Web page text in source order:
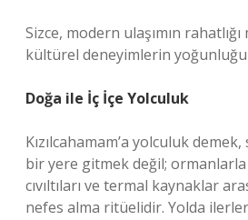
Sizce, modern ulaşımın
kültürel deneyimlerin
Doğa ile İç İçe Yolculuk
Kızılcahamam’a yolculuk
bir yere gitmek değil; ormanlarla
cıvıltıları ve termal kaynaklar
nefes alma ritüelidir. Yolda